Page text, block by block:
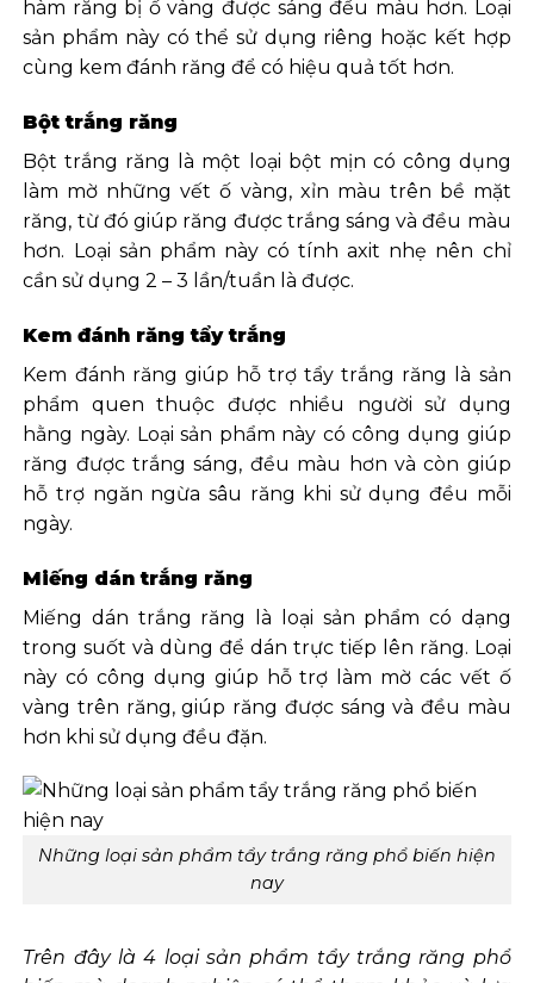
hàm răng bị ố vàng được sáng đều màu hơn. Loại
sản phẩm này có thể sử dụng riêng hoặc kết hợp
cùng kem đánh răng để có hiệu quả tốt hơn.
Bột trắng răng
Bột trắng răng là một loại bột mịn có công dụng
làm mờ những vết ố vàng, xỉn màu trên bề mặt
răng, từ đó giúp răng được trắng sáng và đều màu
hơn. Loại sản phẩm này có tính axit nhẹ nên chỉ
cần sử dụng 2 – 3 lần/tuần là được.
Kem đánh răng tẩy trắng
Kem đánh răng giúp hỗ trợ tẩy trắng răng là sản
phẩm quen thuộc được nhiều người sử dụng
hằng ngày. Loại sản phẩm này có công dụng giúp
răng được trắng sáng, đều màu hơn và còn giúp
hỗ trợ ngăn ngừa sâu răng khi sử dụng đều mỗi
ngày.
Miếng dán trắng răng
Miếng dán trắng răng là loại sản phẩm có dạng
trong suốt và dùng để dán trực tiếp lên răng. Loại
này có công dụng giúp hỗ trợ làm mờ các vết ố
vàng trên răng, giúp răng được sáng và đều màu
hơn khi sử dụng đều đặn.
Những loại sản phẩm tẩy trắng răng phổ biến hiện
nay
Trên đây là 4 loại sản phẩm tẩy trắng răng phổ